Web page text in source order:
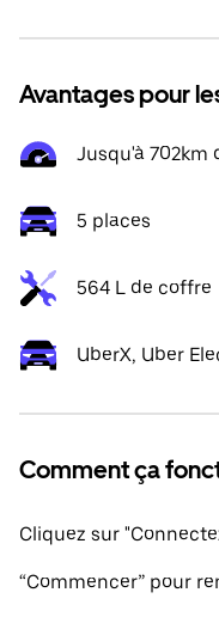
Avantages pour
Jusqu'à 702km
5 places
564 L de coffre
UberX, Uber
Comment ça
Cliquez sur
“Commencer” pour